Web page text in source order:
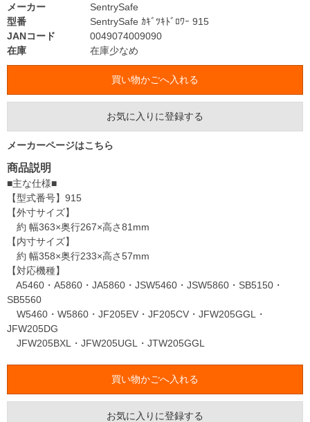
型番
SentrySafe ｶｷﾞﾂｷﾄﾞﾛﾜｰ 915
JANコード
0049074009090
在庫
在庫少なめ
メーカー SentrySafe
お気に入りに登録する
メーカーページはこちら
商品説明
■主な仕様■
【型式番号】915
【外寸サイズ】
約 幅363×奥行267×高さ81mm
【内寸サイズ】
約 幅358×奥行233×高さ57mm
【対応機種】
A5460・A5860・JA5860・JSW5460・JSW5860・SB5150・
SB5560
W5460・W5860・JF205EV・JF205CV・JFW205GGL・
JFW205DG
JFW205BXL・JFW205UGL・JTW205GGL
お気に入りに登録する